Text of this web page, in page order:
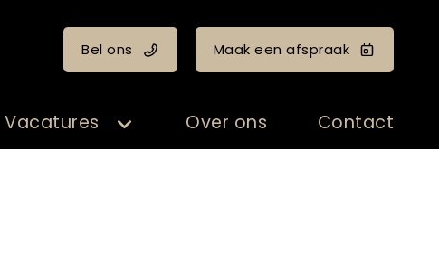
Bel ons Maak een afspraak
Vacatures Over ons Contact